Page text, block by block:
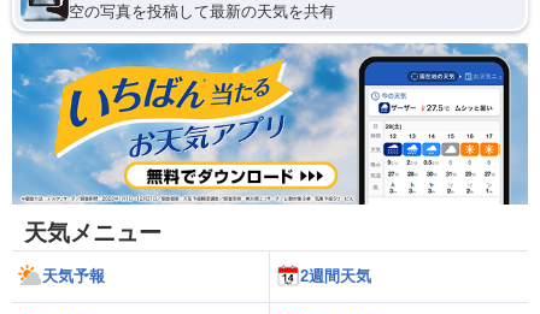
空の写真を投稿して最新の天気を共有
天気メニュー
天気予報 2週間天気